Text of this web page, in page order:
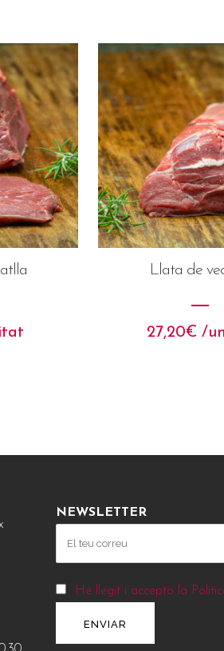
Llata de
27,20€ /
NEWSLETTER
He llegit i accepto la